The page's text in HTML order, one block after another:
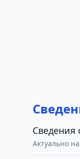
Сведения
Актуально